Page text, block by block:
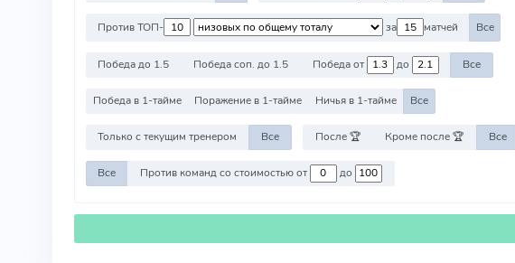
Против ТОП- за матчей Все
Победа до 1.5 Победа соп. до 1.5 Победа от до Все
Победа в 1-тайме Поражение в 1-тайме Ничья в 1-тайме Все
Только с текущим тренером Все После 🏆 Кроме после 🏆 Все
Все Против команд со стоимостью от до